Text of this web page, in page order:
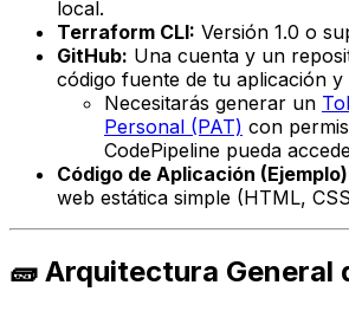
local.
Terraform CLI: Versión 1.0 o
GitHub: Una cuenta y un
código fuente de tu aplicación
Necesitarás generar un
Personal (PAT) con
CodePipeline pueda
Código de Aplicación
web estática simple (HTML,
🧱 Arquitectura General